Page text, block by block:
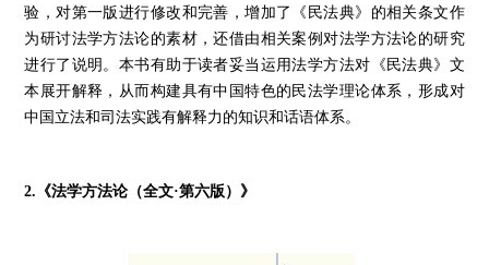
验，对第一版进行修改和完善，增加了《民法典》的相关条文作
为研讨法学方法论的素材，还借由相关案例对法学方法论的研究
进行了说明。本书有助于读者妥当运用法学方法对《民法典》文
本展开解释，从而构建具有中国特色的民法学理论体系，形成对
中国立法和司法实践有解释力的知识和话语体系。
2. 《法学方法论（全文·第六版）》